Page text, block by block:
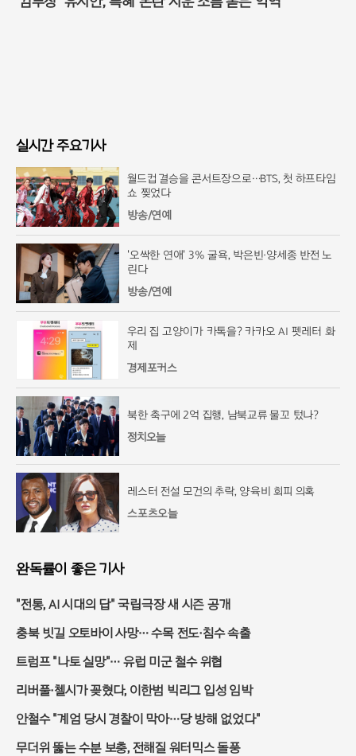
실시간 주요기사
월드컵 결승을 콘서트장으로…BTS, 첫 하프타임
쇼 찢었다
방송/연예
'오싹한 연애' 3% 굴욕, 박은빈·양세종 반전 노
린다
방송/연예
우리 집 고양이가 카톡을? 카카오 AI 펫레터 화
제
경제포커스
북한 축구에 2억 집행, 남북교류 물꼬 텄나?
정치오늘
레스터 전설 모건의 추락, 양육비 회피 의혹
스포츠오늘
완독률이 좋은 기사
"전통, AI 시대의 답" 국립극장 새 시즌 공개
충북 빗길 오토바이 사망… 수목 전도·침수 속출
트럼프 "나토 실망"… 유럽 미군 철수 위협
리버풀·첼시가 꽂혔다, 이한범 빅리그 입성 임박
안철수 "계엄 당시 경찰이 막아…당 방해 없었다"
무더위 뚫는 수분 보충, 전해질 워터믹스 돌풍